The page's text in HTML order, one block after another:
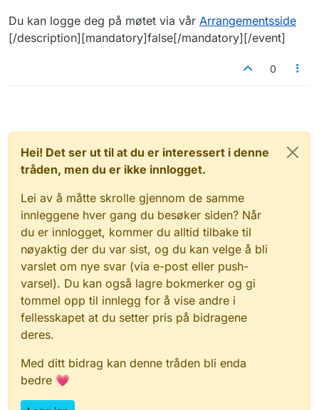
Du kan logge deg på møtet via vår Arrangementsside
[/description][mandatory]false[/mandatory][/event]
0
Hei! Det ser ut til at du er interessert i denne
tråden, men du er ikke innlogget.
Lei av å måtte skrolle gjennom de samme
innleggene hver gang du besøker siden? Når
du er innlogget, kommer du alltid tilbake til
nøyaktig der du var sist, og du kan velge å bli
varslet om nye svar (via e-post eller push-
varsel). Du kan også lagre bokmerker og gi
tommel opp til innlegg for å vise andre i
fellesskapet at du setter pris på bidragene
deres.
Med ditt bidrag kan denne tråden bli enda
bedre 💗